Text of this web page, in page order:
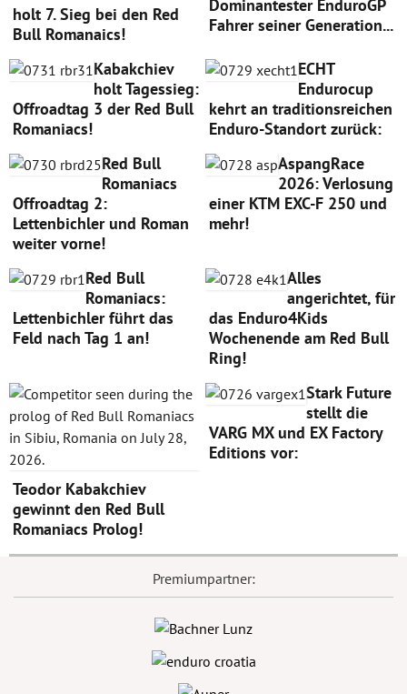
holt 7. Sieg bei den Red
Bull Romanaics!
Dominantester EnduroGP
Fahrer seiner Generation...
Kabakchiev
holt Tagessieg:
Offroadtag 3 der Red Bull
Romaniacs!
ECHT
Endurocup
kehrt an traditionsreichen
Enduro-Standort zurück:
Red Bull
Romaniacs
Offroadtag 2:
Lettenbichler und Roman
weiter vorne!
AspangRace
2026: Verlosung
einer KTM EXC-F 250 und
mehr!
Red Bull
Romaniacs:
Lettenbichler führt das
Feld nach Tag 1 an!
Alles
angerichtet, für
das Enduro4Kids
Wochenende am Red Bull
Ring!
Teodor Kabakchiev
gewinnt den Red Bull
Romaniacs Prolog!
Stark Future
stellt die
VARG MX und EX Factory
Editions vor:
Premiumpartner: